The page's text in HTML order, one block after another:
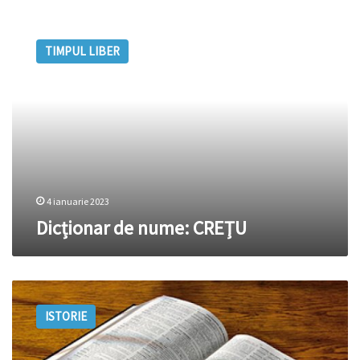
TIMPUL LIBER
4 ianuarie 2023
Dicționar de nume: CREŢU
Dicționar
de
nume:
MOGÂLDEA
ISTORIE